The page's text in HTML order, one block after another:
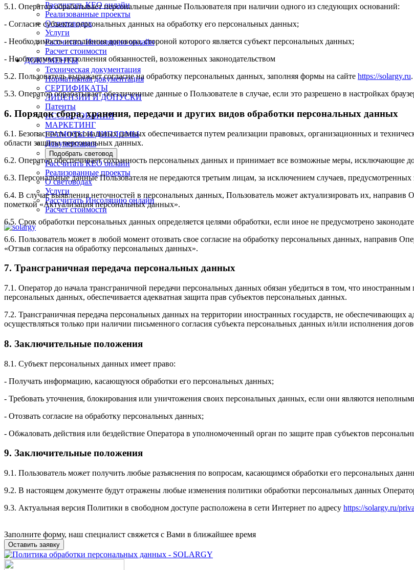
Рассчитать КЕО онлайн
Реализованные проекты
О световодах
Услуги
Рассчитать Инсоляцию онлайн
Расчет стоимости
ДОКУМЕНТЫ
Техническая документация
Нормативная документация
СЕРТИФИКАТЫ
ЛИЦЕНЗИИ И ДОПУСКИ
Патенты
ИССЛЕДОВАНИЯ
МАРКЕТИНГ
ГРАМОТЫ И ДИПЛОМЫ
Документация
Подобрать световод
Рассчитать КЕО онлайн
Реализованные проекты
О световодах
Услуги
Рассчитать Инсоляцию онлайн
Расчет стоимости
5.1. Оператор обрабатывает персональные данные Пользователя при наличии одного из следующих оснований:
- Согласие субъекта персональных данных на обработку его персональных данных;
- Необходимость исполнения договора, стороной которого является субъект персональных данных;
- Необходимость исполнения обязанностей, возложенных законодательством
5.2. Пользователь выражает согласие на обработку персональных данных, заполняя формы на сайте https://solargy.ru.
5.3. Оператор обрабатывает обезличенные данные о Пользователе в случае, если это разрешено в настройках
6. Порядок сбора, хранения, передачи и других видов обработки персональных данных
6.1. Безопасность персональных данных обеспечивается путем реализации правовых, организационных и
области защиты персональных данных.
6.2. Оператор обеспечивает сохранность персональных данных и принимает все возможные меры, исключающие
6.3. Персональные данные Пользователя не передаются третьим лицам, за исключением случаев, предусмотренных
6.4. В случае выявления неточностей в персональных данных, Пользователь может актуализировать их, направив
пометкой «Актуализация персональных данных».
6.5. Срок обработки персональных данных определяется целями обработки, если иное не предусмотрено
6.6. Пользователь может в любой момент отозвать свое согласие на обработку персональных данных, направив
«Отзыв согласия на обработку персональных данных».
7. Трансграничная передача персональных данных
7.1. Оператор до начала трансграничной передачи персональных данных обязан убедиться в том, что иностранным
персональных данных, обеспечивается адекватная защита прав субъектов персональных данных.
7.2. Трансграничная передача персональных данных на территории иностранных государств, не
осуществляться только при наличии письменного согласия субъекта персональных данных и/или исполнения
8. Заключительные положения
8.1. Субъект персональных данных имеет право:
- Получать информацию, касающуюся обработки его персональных данных;
- Требовать уточнения, блокирования или уничтожения своих персональных данных, если они являются
- Отозвать согласие на обработку персональных данных;
- Обжаловать действия или бездействие Оператора в уполномоченный орган по защите прав субъектов
9. Заключительные положения
9.1. Пользователь может получить любые разъяснения по вопросам, касающимся обработки его персональных
9.2. В настоящем документе будут отражены любые изменения политики обработки персональных данных
9.3. Актуальная версия Политики в свободном доступе расположена в сети Интернет по адресу https://solargy.ru/
Заполните форму, наш специалист свяжется с Вами в ближайшее время
Оставить заявку